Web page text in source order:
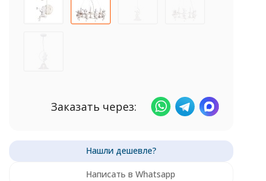
Заказать через:
Написать в Whatsapp